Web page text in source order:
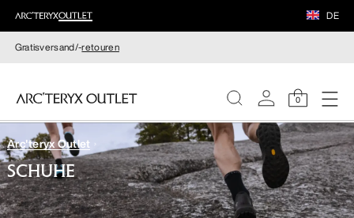
DE
Gratisversand/-retouren
0
DAMEN
HERREN
Arc'teryx Outlet
SCHUHE